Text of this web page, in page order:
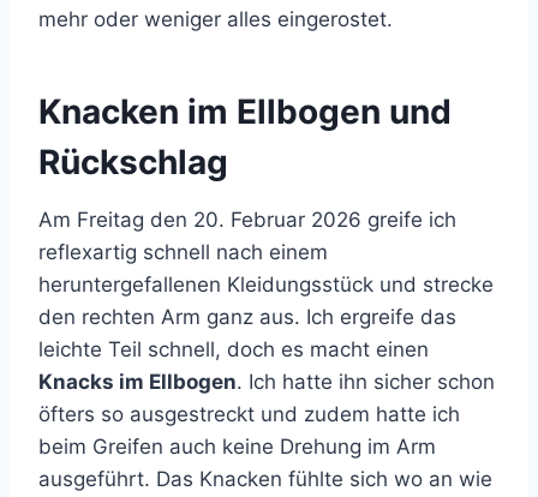
mehr oder weniger alles eingerostet.
Knacken im Ellbogen und
Rückschlag
Am Freitag den 20. Februar 2026 greife ich
reflexartig schnell nach einem
heruntergefallenen Kleidungsstück und strecke
den rechten Arm ganz aus. Ich ergreife das
leichte Teil schnell, doch es macht einen
Knacks im Ellbogen. Ich hatte ihn sicher schon
öfters so ausgestreckt und zudem hatte ich
beim Greifen auch keine Drehung im Arm
ausgeführt. Das Knacken fühlte sich wo an wie